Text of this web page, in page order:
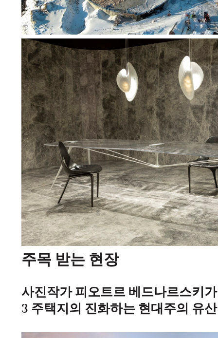
주목 받는 현장
사진작가 피오트르 베드나르스키
3 주택지의 진화하는 현대주의 유